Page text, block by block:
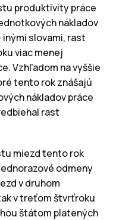
produktivity práce
nákladov
slovami, rast
viac menej
Vzhľadom na vyššie
tento rok znášajú
nákladov práce
rast
miezd tento rok
odmeny
v druhom
v treťom štvrťroku
štátom platených